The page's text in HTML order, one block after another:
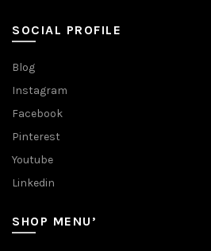
SOCIAL PROFILE
Blog
Instagram
Facebook
Pinterest
Youtube
Linkedin
SHOP MENU’